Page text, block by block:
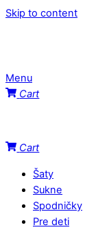
Skip to content
Menu
Cart
Cart
Šaty
Sukne
Spodničky
Pre deti